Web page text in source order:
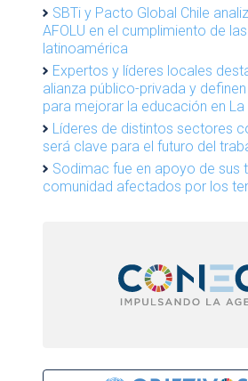
SBTi y Pacto Global Chile
AFOLU en el cumplimiento de
latinoamérica
Expertos y líderes locales
alianza público-privada y
para mejorar la educación en La
Líderes de distintos sectores
será clave para el futuro del
Sodimac fue en apoyo de sus
comunidad afectados por los